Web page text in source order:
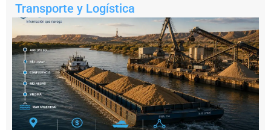
Paranà.
Notas
relacionadas
S
e
r
e
n
o
Transporte y Logística